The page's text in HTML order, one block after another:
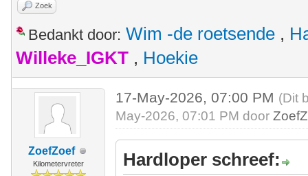
Zoek
Bedankt door: Wim -de roetsende ,
Willeke_IGKT , Hoekie
ZoefZoef
Kilometervreter
17-May-2026, 07:00 PM (Dit
May-2026, 07:01 PM door
Hardloper schreef: